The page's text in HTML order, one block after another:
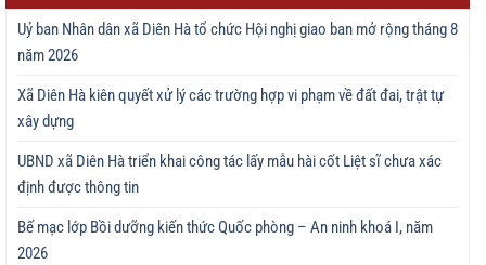
Uỷ ban Nhân dân xã Diên Hà tổ chức Hội nghị giao ban mở rộng tháng 8
năm 2026
Xã Diên Hà kiên quyết xử lý các trường hợp vi phạm về đất đai, trật tự
xây dựng
UBND xã Diên Hà triển khai công tác lấy mẫu hài cốt Liệt sĩ chưa xác
định được thông tin
Bế mạc lớp Bồi dưỡng kiến thức Quốc phòng – An ninh khoá I, năm
2026